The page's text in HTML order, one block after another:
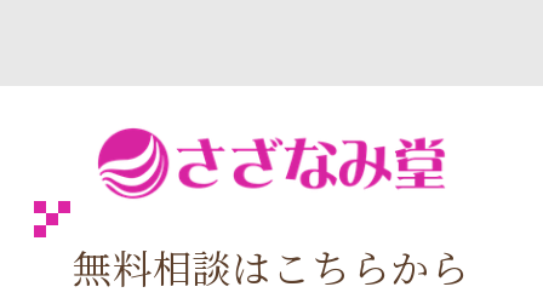
無料相談はこちらから